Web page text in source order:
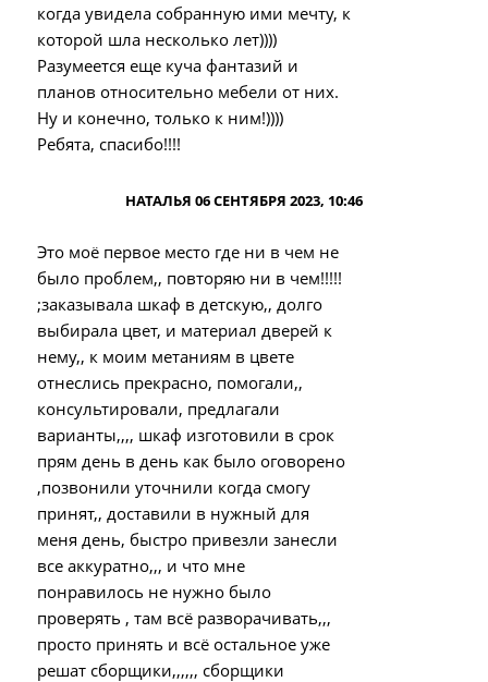
когда увидела собранную ими мечту, к
которой шла несколько лет))))
Разумеется еще куча фантазий и
планов относительно мебели от них.
Ну и конечно, только к ним!))))
Ребята, спасибо!!!!
НАТАЛЬЯ 06 СЕНТЯБРЯ 2023, 10:46
Это моё первое место где ни в чем не
было проблем,, повторяю ни в чем!!!!!
;заказывала шкаф в детскую,, долго
выбирала цвет, и материал дверей к
нему,, к моим метаниям в цвете
отнеслись прекрасно, помогали,,
консультировали, предлагали
варианты,,,, шкаф изготовили в срок
прям день в день как было оговорено
,позвонили уточнили когда смогу
принят,, доставили в нужный для
меня день, быстро привезли занесли
все аккуратно,,, и что мне
понравилось не нужно было
проверять , там всё разворачивать,,,
просто принять и всё остальное уже
решат сборщики,,,,,, сборщики